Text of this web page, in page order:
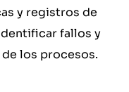
y registros de
fallos y
los procesos.